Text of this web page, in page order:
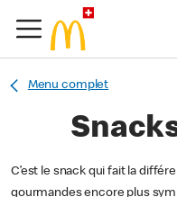
Menu complet
C’est le snack qui fait la
gourmandes encore plus